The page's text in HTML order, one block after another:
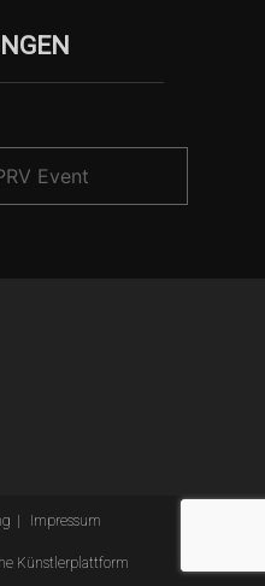
Event
Impressum
Künstlerplattform